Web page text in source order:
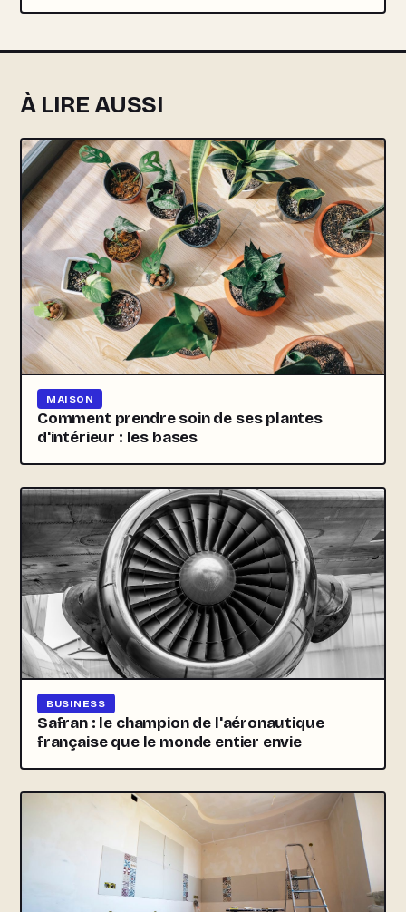
À LIRE AUSSI
MAISON
Comment prendre soin de ses plantes
d'intérieur : les bases
BUSINESS
Safran : le champion de l'aéronautique
française que le monde entier envie